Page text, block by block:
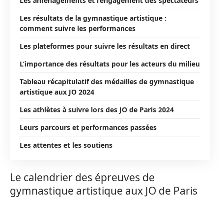
Les résultats de la gymnastique artistique :
comment suivre les performances
Les plateformes pour suivre les résultats en direct
L’importance des résultats pour les acteurs du milieu
Tableau récapitulatif des médailles de gymnastique
artistique aux JO 2024
Les athlètes à suivre lors des JO de Paris 2024
Leurs parcours et performances passées
Les attentes et les soutiens
Le calendrier des épreuves de
gymnastique artistique aux JO de Paris